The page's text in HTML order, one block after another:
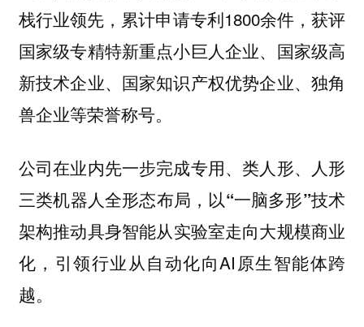
栈行业领先，累计申请专利1800余件，获评
国家级专精特新重点小巨人企业、国家级高
新技术企业、国家知识产权优势企业、独角
兽企业等荣誉称号。
公司在业内先一步完成专用、类人形、人形
三类机器人全形态布局，以“一脑多形”技术
架构推动具身智能从实验室走向大规模商业
化，引领行业从自动化向AI原生智能体跨
越。